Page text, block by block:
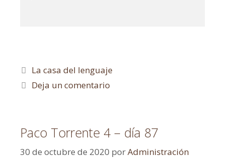
La casa del lenguaje
Deja un comentario
Paco Torrente 4 – día 87
30 de octubre de 2020 porAdministración